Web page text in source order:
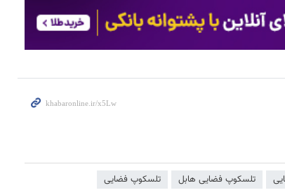
تلسکوپ فضایی هابل تلسکوپ فضایی